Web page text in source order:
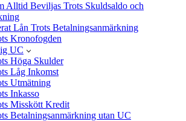
Alltid Beviljas Trots Skuldsaldo och
Lån Trots Betalningsanmärkning
Kronofogden
UC
Höga Skulder
Låg Inkomst
Utmätning
Inkasso
Misskött Kredit
Betalningsanmärkning utan UC